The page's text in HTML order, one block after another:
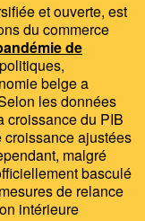
et ouverte, est
du commerce
de
belge a
les données
croissance du PIB
ajustées
malgré
basculé
de relance
intérieure